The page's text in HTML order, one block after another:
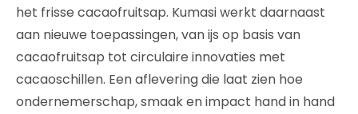
het frisse cacaofruitsap. Kumasi werkt daarnaast
aan nieuwe toepassingen, van ijs op basis van
cacaofruitsap tot circulaire innovaties met
cacaoschillen. Een aflevering die laat zien hoe
ondernemerschap, smaak en impact hand in hand